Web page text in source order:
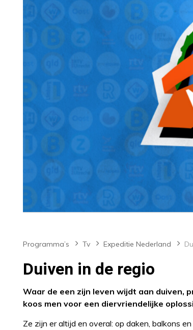
Programma’s Tv Expeditie Nederland
Duiven in de regio
Waar de een zijn leven wijdt aan duiven,
koos men voor een diervriendelijke
Ze zijn er altijd en overal: op daken, balkons